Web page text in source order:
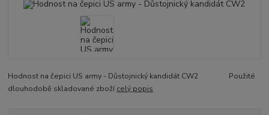
Hodnost na čepici US army - Důstojnický kandidát CW2 Použité
dlouhodobě skladované zboží celý popis